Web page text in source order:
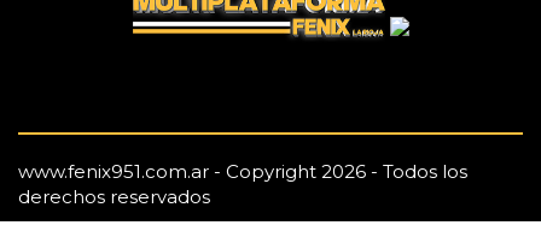
www.fenix951.com.ar - Copyright 2026 - Todos los
derechos reservados